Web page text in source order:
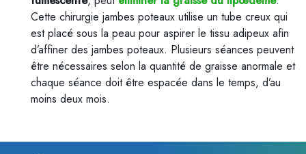
Cette chirurgie jambes poteaux utilise un tube creux qui
est placé sous la peau pour aspirer le tissu adipeux afin
d’affiner des jambes poteaux. Plusieurs séances peuvent
être nécessaires selon la quantité de graisse anormale et
chaque séance doit être espacée dans le temps, d’au
moins deux mois.